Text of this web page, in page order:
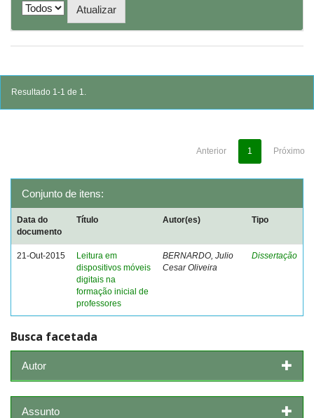
Resultado 1-1 de 1.
Anterior 1 Próximo
Conjunto de itens:
Data do
documento
Título Autor(es) Tipo
21-Out-2015
Leitura em
dispositivos móveis
digitais na
formação inicial de
professores
BERNARDO, Julio
Cesar Oliveira
Dissertação
Busca facetada
Autor
Assunto